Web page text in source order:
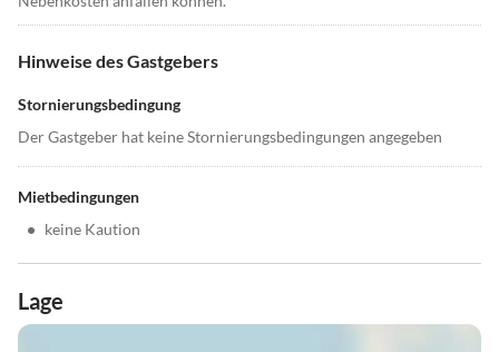
Hinweise des Gastgebers
Stornierungsbedingung
Der Gastgeber hat keine Stornierungsbedingungen angegeben
Mietbedingungen
• keine Kaution
Lage